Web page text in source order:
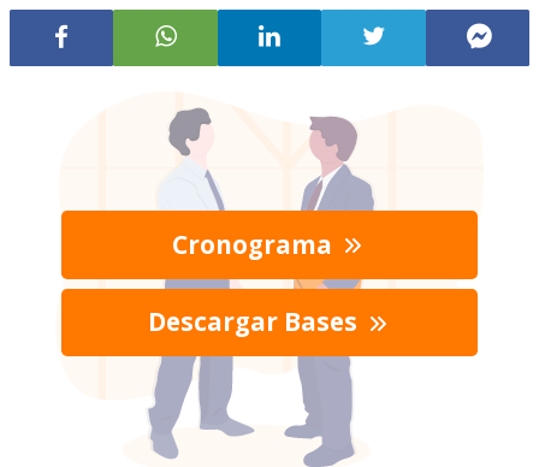
Cronograma
Descargar Bases